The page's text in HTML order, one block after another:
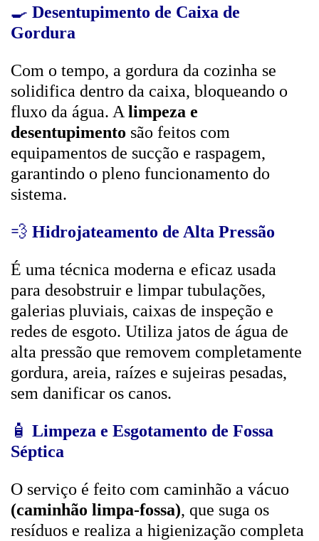
🍳 Desentupimento de Caixa de
Gordura
Com o tempo, a gordura da cozinha se
solidifica dentro da caixa, bloqueando o
fluxo da água. A limpeza e
desentupimento são feitos com
equipamentos de sucção e raspagem,
garantindo o pleno funcionamento do
sistema.
💨 Hidrojateamento de Alta Pressão
É uma técnica moderna e eficaz usada
para desobstruir e limpar tubulações,
galerias pluviais, caixas de inspeção e
redes de esgoto. Utiliza jatos de água de
alta pressão que removem completamente
gordura, areia, raízes e sujeiras pesadas,
sem danificar os canos.
🧴 Limpeza e Esgotamento de Fossa
Séptica
O serviço é feito com caminhão a vácuo
(caminhão limpa-fossa), que suga os
resíduos e realiza a higienização completa